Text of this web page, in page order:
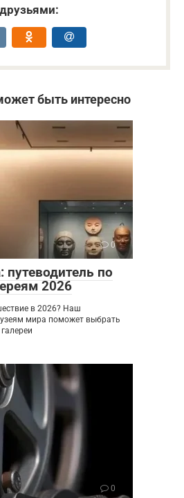
друзьями:
быть интересно
0
по
2026
в 2026? Наш
мира поможет выбрать
0